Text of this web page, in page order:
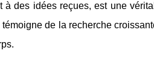
des idées reçues, est une
de la recherche